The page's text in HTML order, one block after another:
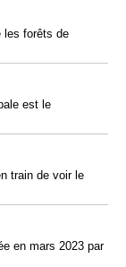
les forêts de
est le
train de voir le
en mars 2023 par